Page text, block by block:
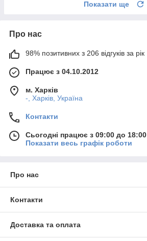
Показати ще
Про нас
98% позитивних з 206 відгуків за рік
Працює з 04.10.2012
м. Харків
-, Харків, Україна
Контакти
Сьогодні працює з 09:00 до 18:00
Показати весь графік роботи
Про нас
Контакти
Доставка та оплата